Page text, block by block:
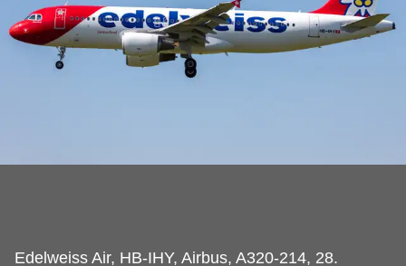
Edelweiss Air, HB-IHY, Airbus, A320-214, 28.